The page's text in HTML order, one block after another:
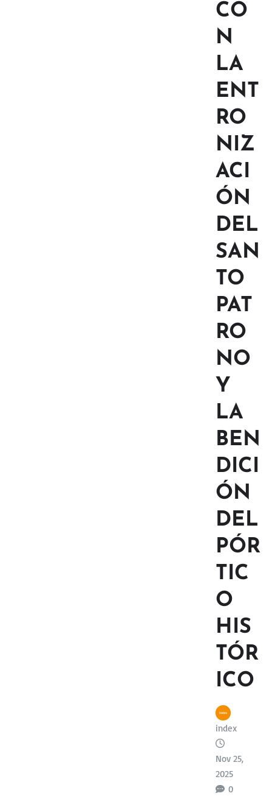
CO
N
LA
ENT
RO
NIZ
ACI
ÓN
DEL
SAN
TO
PAT
RO
NO
Y
LA
BEN
DICI
ÓN
DEL
PÓR
TIC
O
HIS
TÓR
ICO
index
Nov 25,
2025
0